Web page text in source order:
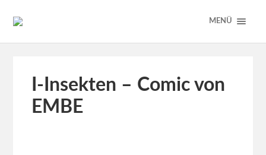
MENÜ
I-Insekten – Comic von
EMBE